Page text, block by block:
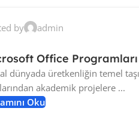
by admin
Office
dünyada üretkenliğin temel
akademik projelere ...
Oku